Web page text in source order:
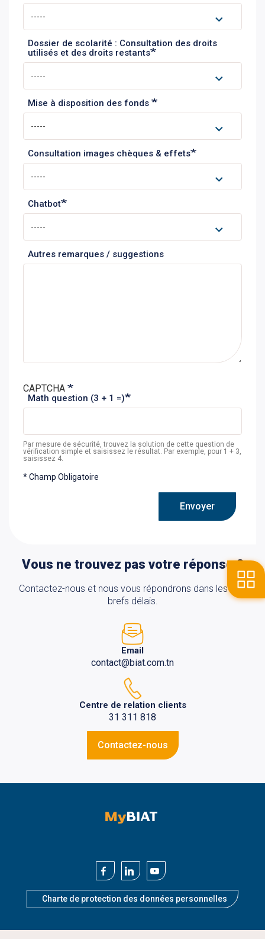
Dossier de scolarité : Consultation des droits
utilisés et des droits restants
Mise à disposition des fonds
Consultation images chèques & effets
Chatbot
Autres remarques / suggestions
CAPTCHA
Math question (3 + 1 =)
Par mesure de sécurité, trouvez la solution de cette question de
vérification simple et saisissez le résultat. Par exemple, pour 1 + 3,
saisissez 4.
* Champ Obligatoire
Envoyer
Vous ne trouvez pas votre réponse ?
Contactez-nous et nous vous répondrons dans les plus
brefs délais.
Email
contact@biat.com.tn
Centre de relation clients
31 311 818
Contactez-nous
Charte de protection des données personnelles